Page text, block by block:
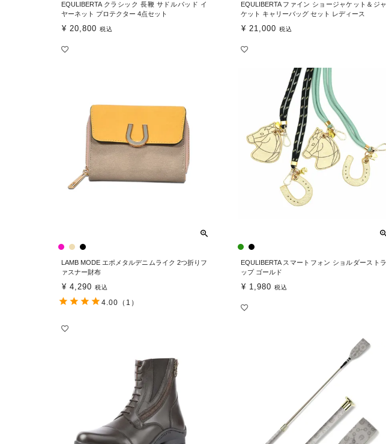
EQULIBERTA クラシック 長鞭 サドルパッド イ
ヤーネット プロテクター 4点セット
¥ 20,800 税込
EQULIBERTA ファイン ショージャケット＆ジャ
ケット キャリーバッグ セット レディース
¥ 21,000 税込
LAMB MODE エポメタルデニムライク 2つ折りフ
ァスナー財布
¥ 4,290 税込
4.00 （1）
EQULIBERTA スマートフォン ショルダーストラ
ップ ゴールド
¥ 1,980 税込